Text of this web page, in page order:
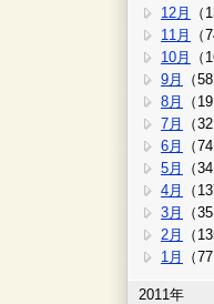
12月
（
11月
（
10月
（
9月
（58
8月
（
7月
（32
6月
（74
5月
（34
4月
（
3月
（35
2月
（
1月
（77
2011年